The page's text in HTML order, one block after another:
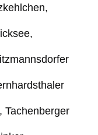
Tachenberger